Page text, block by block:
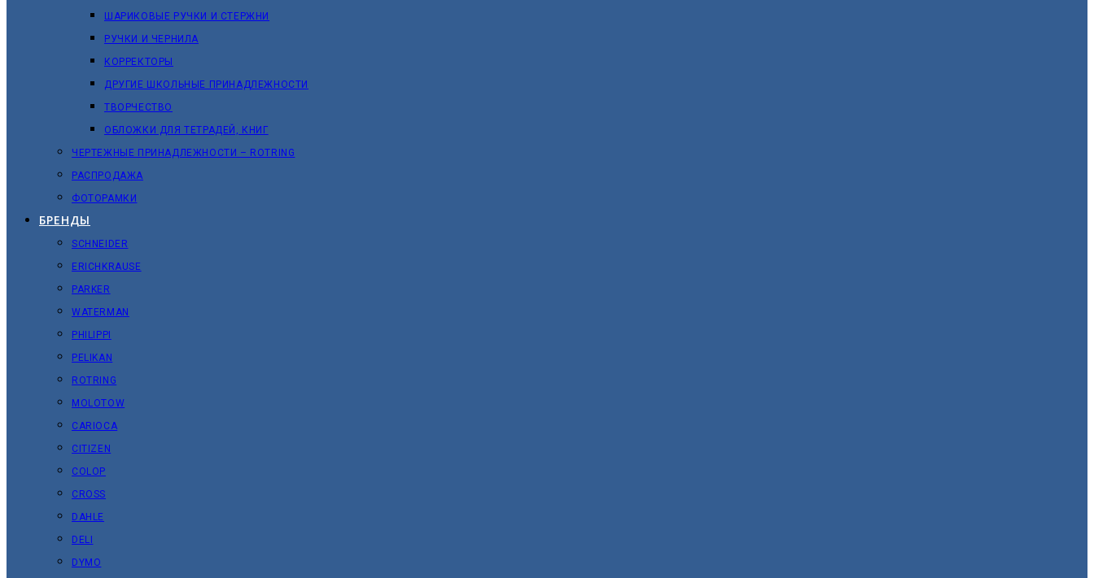
ШАРИКОВЫЕ РУЧКИ И СТЕРЖНИ
РУЧКИ И ЧЕРНИЛА
КОРРЕКТОРЫ
ДРУГИЕ ШКОЛЬНЫЕ ПРИНАДЛЕЖНОСТИ
ТВОРЧЕСТВО
ОБЛОЖКИ ДЛЯ ТЕТРАДЕЙ, КНИГ
ЧЕРТЕЖНЫЕ ПРИНАДЛЕЖНОСТИ – ROTRING
РАСПРОДАЖА
ФОТОРАМКИ
БРЕНДЫ
SCHNEIDER
ERICHKRAUSE
PARKER
WATERMAN
PHILIPPI
PELIKAN
ROTRING
MOLOTOW
CARIOCA
CITIZEN
COLOP
CROSS
DAHLE
DELI
DYMO